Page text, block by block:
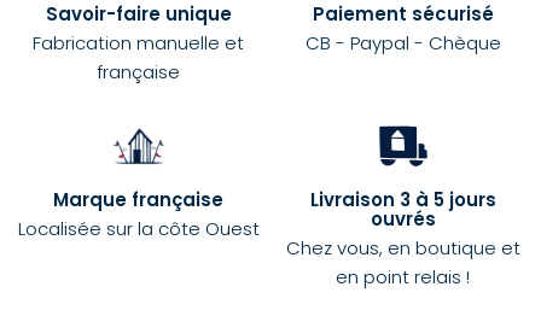
Savoir-faire unique
Fabrication manuelle et
française
Paiement sécurisé
CB - Paypal - Chèque
Marque française
Localisée sur la côte Ouest
Livraison 3 à 5 jours
ouvrés
Chez vous, en boutique et
en point relais !